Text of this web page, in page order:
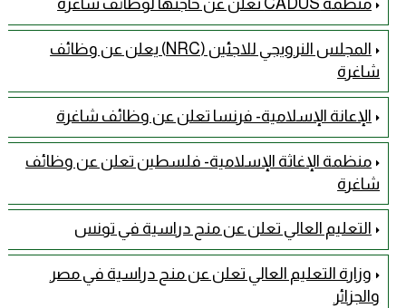
منظمة CADUS تعلن عن حاجتها لوظائف شاغرة
المجلس النرويجي للاجئين (NRC) يعلن عن وظائف
شاغرة
الإعانة الإسلامية- فرنسا تعلن عن وظائف شاغرة
منظمة الإغاثة الإسلامية- فلسطين تعلن عن وظائف
شاغرة
التعليم العالي تعلن عن منح دراسية في تونس
وزارة التعليم العالي تعلن عن منح دراسية في مصر
والجزائر